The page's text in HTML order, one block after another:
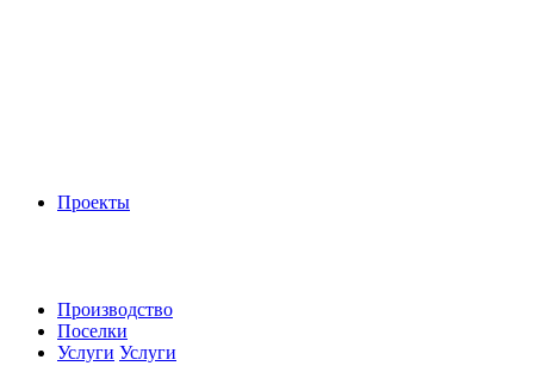
Проекты
Производство
Поселки
Услуги Услуги